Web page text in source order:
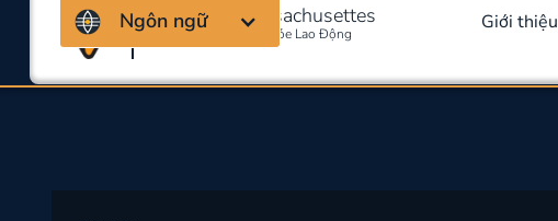
Liên minh Massachusettes
Về An Toàn Và Sức Khỏe Lao Động Giới thiệu
Ngôn ngữ